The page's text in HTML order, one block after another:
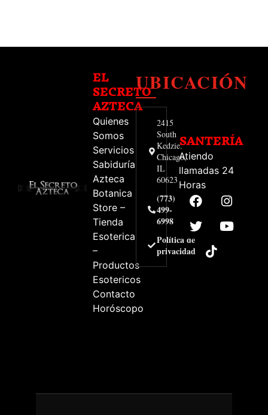
EL
SECRETO
AZTECA
Quienes
Somos
Servicios
Sabiduría
Azteca
Botanica
Store –
Tienda
Esoterica
–
Productos
Esotericos
Contacto
Horóscopo
UBICACIÓN
2415
South
Kedzie.
Chicago,
IL
60623
(773)
499-
6998
Política de
privacidad
SANTERÍA
Atiendo
llamadas 24
Horas